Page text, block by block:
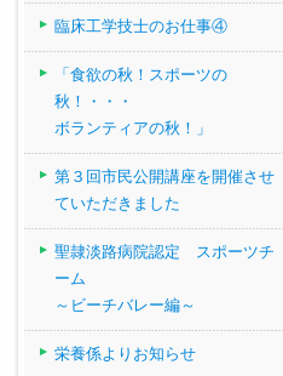
臨床工学技士のお仕事④
「食欲の秋！スポーツの
秋！・・・
ボランティアの秋！」
第３回市民公開講座を開催させ
ていただきました
聖隷淡路病院認定 スポーツチ
ーム
～ビーチバレー編～
栄養係よりお知らせ